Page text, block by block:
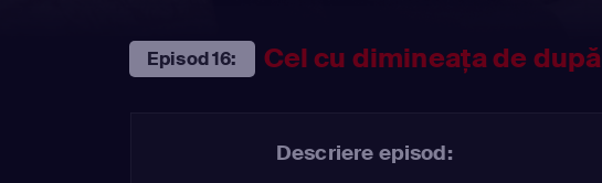
Episod 16: Cel cu dimineaţa de după
Descriere episod: